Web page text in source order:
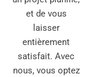
et de vous
laisser
entièrement
satisfait. Avec
nous, vous optez